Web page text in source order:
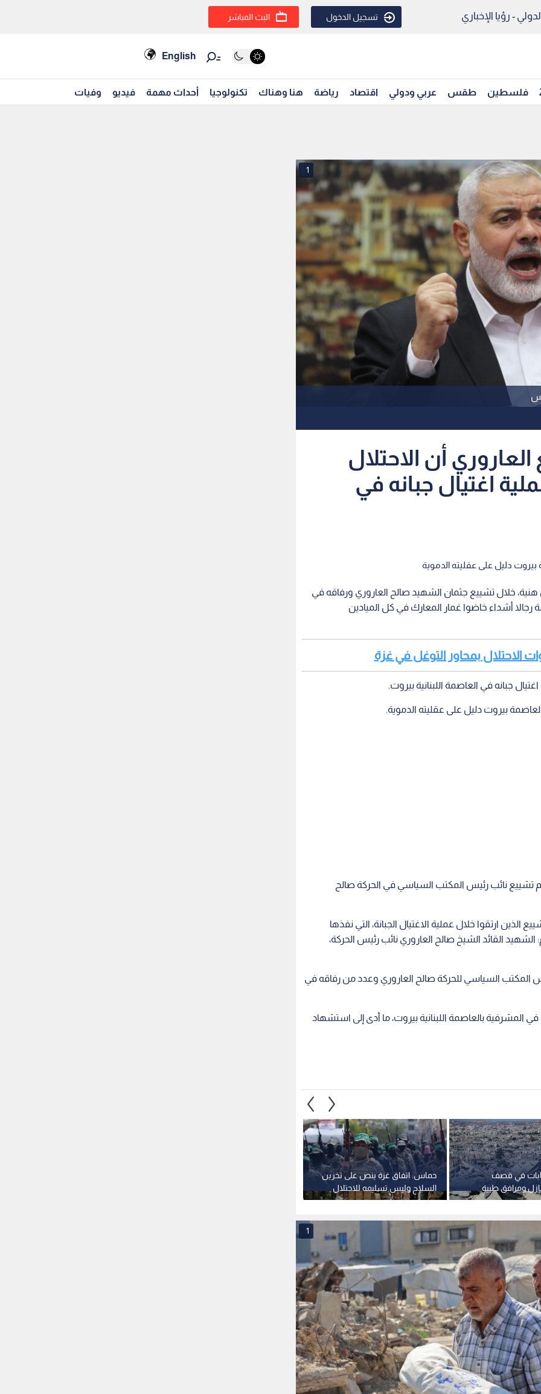
- رؤيا الإخباري تسجيل الدخول البث المباشر
English
فلسطين طقس عربي ودولي اقتصاد رياضة هنا وهناك تكنولوجيا أحداث مهمة فيديو وفيات
1
أن الاحتلال
اغتيال جبانه في
بيروت دليل على عقليته الدموية
خلال تشييع جثمان الشهيد صالح العاروري ورفاقه في
رجالا أشداء خاضوا غمار المعارك في كل الميادين
الاحتلال بمحاور التوغل في غزة
جبانه في العاصمة اللبنانية بيروت.
بيروت دليل على عقليته الدموية.
تشييع نائب رئيس المكتب السياسي في الحركة صالح
ارتقوا خلال عملية الاغتيال الجبانة، التي نفذها
الشهيد القائد الشيخ صالح العاروري نائب رئيس الحركة،
المكتب السياسي للحركة صالح العاروري وعدد من رفاقه في
المشرفية بالعاصمة اللبنانية بيروت، ما أدى إلى استشهاد
حماس: اتفاق غزة ينص على تخزين
السلاح وليس تسليمه للاحتلال
في قصف
ومرافق طبية
1